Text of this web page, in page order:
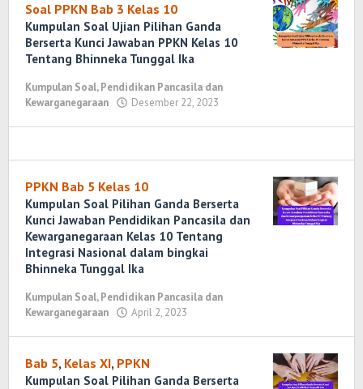
Soal PPKN Bab 3 Kelas 10
Kumpulan Soal Ujian Pilihan Ganda
Berserta Kunci Jawaban PPKN Kelas 10
Tentang Bhinneka Tunggal Ika
Kumpulan Soal,Pendidikan Pancasila dan
Kewarganegaraan
Desember 22, 2023
PPKN Bab 5 Kelas 10
Kumpulan Soal Pilihan Ganda Berserta
Kunci Jawaban Pendidikan Pancasila dan
Kewarganegaraan Kelas 10 Tentang
Integrasi Nasional dalam bingkai
Bhinneka Tunggal Ika
Kumpulan Soal,Pendidikan Pancasila dan
Kewarganegaraan
April 2, 2023
Bab 5, Kelas XI, PPKN
Kumpulan Soal Pilihan Ganda Berserta